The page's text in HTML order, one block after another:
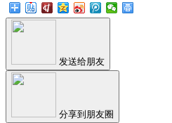
发送给朋友
分享到朋友圈